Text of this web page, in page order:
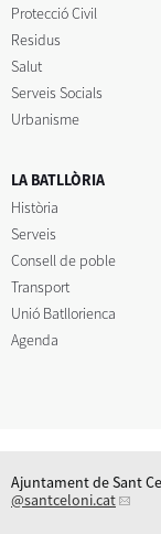
Protecció Civil
Residus
Salut
Serveis Socials
Urbanisme
LA BATLLÒRIA
Història
Serveis
Consell de poble
Transport
Unió Batllorienca
Agenda
Ajuntament de Sant
@santceloni.cat